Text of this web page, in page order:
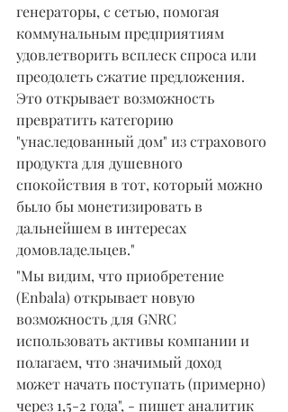
генераторы, с сетью, помогая
коммунальным предприятиям
удовлетворить всплеск спроса или
преодолеть сжатие предложения.
Это открывает возможность
превратить категорию
"унаследованный дом" из страхового
продукта для душевного
спокойствия в тот, который можно
было бы монетизировать в
дальнейшем в интересах
домовладельцев."
"Мы видим, что приобретение
(Enbala) открывает новую
возможность для GNRC
использовать активы компании и
полагаем, что значимый доход
может начать поступать (примерно)
через 1,5-2 года", - пишет аналитик